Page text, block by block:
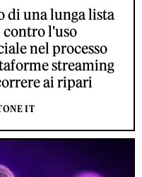
di una lunga lista
l'uso
nel processo
streaming
ai ripari
IT